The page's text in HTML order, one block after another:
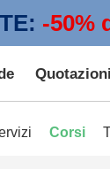
-50%
Quotazioni
Corsi